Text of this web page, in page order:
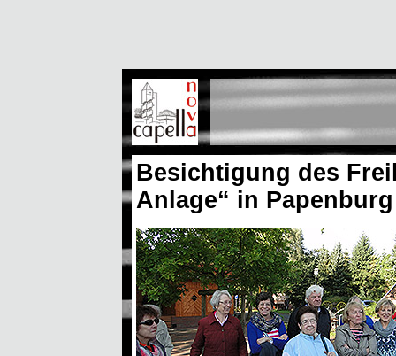
Besichtigung des
Anlage“ in Papenburg